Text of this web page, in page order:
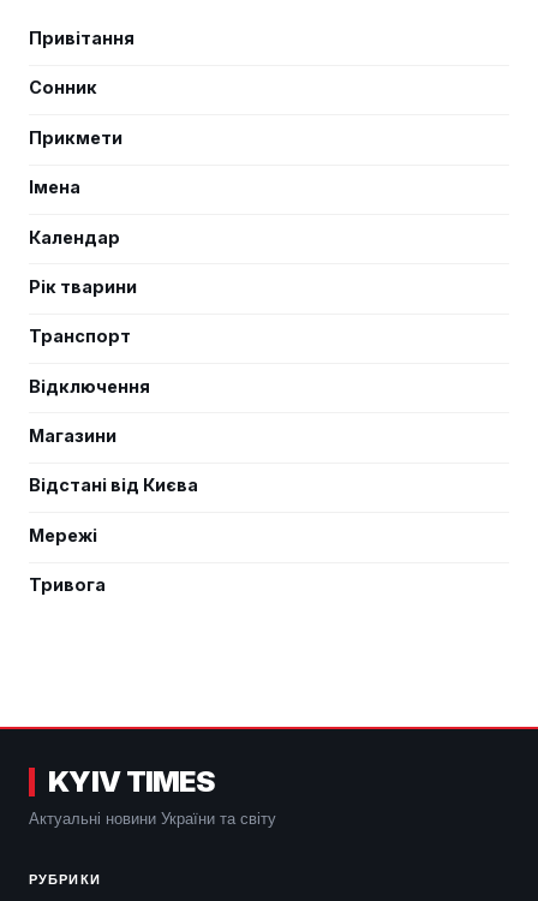
Привітання
Сонник
Прикмети
Імена
Календар
Рік тварини
Транспорт
Відключення
Магазини
Відстані від Києва
Мережі
Тривога
KYIV TIMES
Актуальні новини України та світу
РУБРИКИ